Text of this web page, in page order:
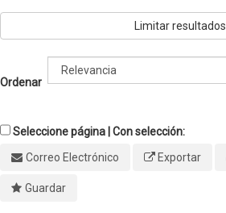
Limitar resultados
Ordenar
Seleccione página | Con selección:
Correo Electrónico
Exportar
Guardar